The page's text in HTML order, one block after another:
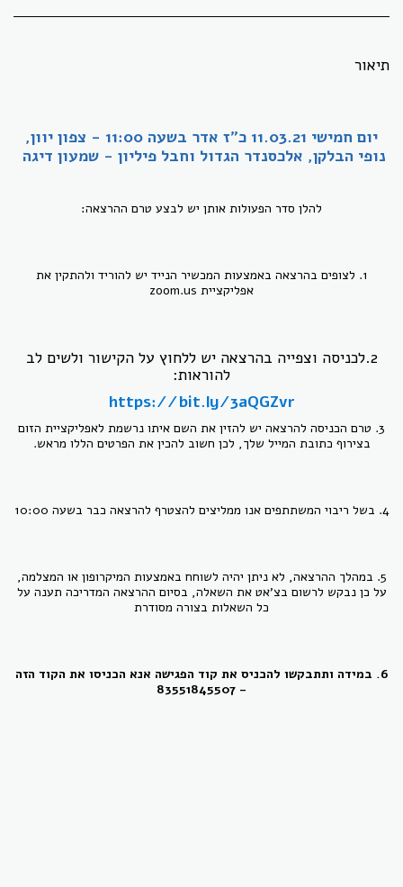
תיאור
יום חמישי 11.03.21 כ"ז אדר בשעה 11:00 - צפון יוון,
נופי הבלקן, אלכסנדר הגדול וחבל פיליון - שמעון דיגה
להלן סדר הפעולות אותן יש לבצע טרם ההרצאה:
1. לצופים בהרצאה באמצעות המכשיר הנייד יש להוריד ולהתקין את
אפליקציית zoom.us
2.לכניסה וצפייה בהרצאה יש ללחוץ על הקישור ולשים לב
להוראות:
https://bit.ly/3aQGZvr
3. טרם הכניסה להרצאה יש להזין את השם איתו נרשמת לאפליקציית הזום
בצירוף כתובת המייל שלך, לכן חשוב להכין את הפרטים הללו מראש.
4. בשל ריבוי המשתתפים אנו ממליצים להצטרף להרצאה כבר בשעה 10:00
5. במהלך ההרצאה, לא ניתן יהיה לשוחח באמצעות המיקרופון או המצלמה,
על כן נבקש לרשום בצ'אט את השאלה, בסיום ההרצאה המדריכה תענה על
כל השאלות בצורה מסודרת
6. במידה ותתבקשו להכניס את קוד הפגישה אנא הכניסו את הקוד הזה
- 83551845507